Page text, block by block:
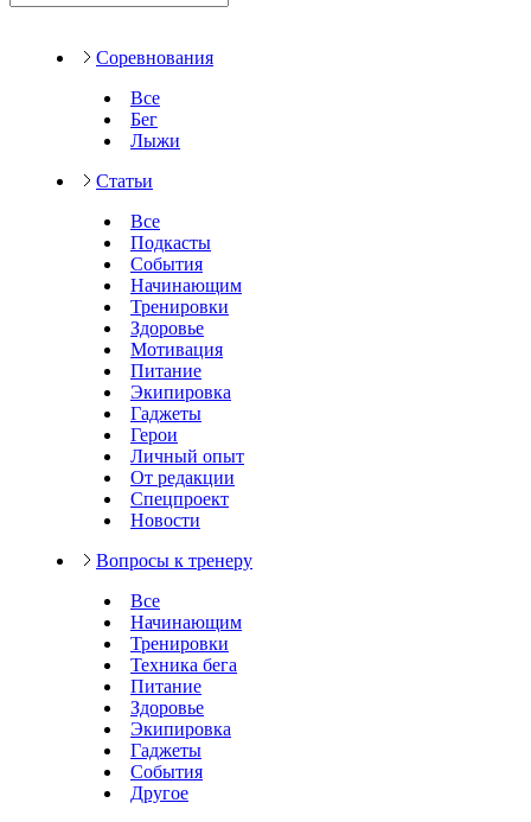
Соревнования
Все
Бег
Лыжи
Статьи
Все
Подкасты
События
Начинающим
Тренировки
Здоровье
Мотивация
Питание
Экипировка
Гаджеты
Герои
Личный опыт
От редакции
Спецпроект
Новости
Вопросы к тренеру
Все
Начинающим
Тренировки
Техника бега
Питание
Здоровье
Экипировка
Гаджеты
События
Другое